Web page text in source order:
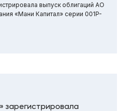
выпуск облигаций АО
«Мани Капитал» серии 001P-
зарегистрировала